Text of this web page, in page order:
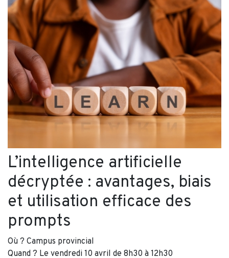
L’intelligence artificielle
décryptée : avantages, biais
et utilisation efficace des
prompts
Où ? Campus provincial
Quand ? Le vendredi 10 avril de 8h30 à 12h30